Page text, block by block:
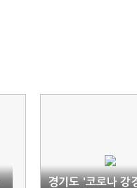
경기도 '코로나 강